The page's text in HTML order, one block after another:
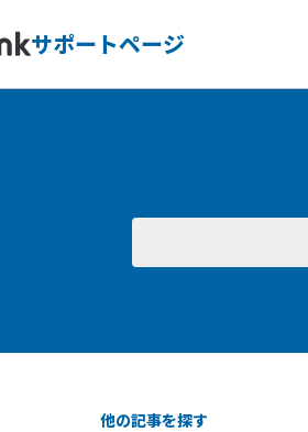
サポートページ
他の記事を探す